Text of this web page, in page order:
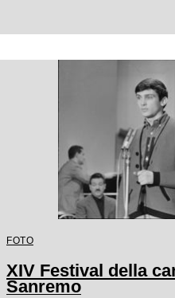
FOTO
XIV Festival della
Sanremo